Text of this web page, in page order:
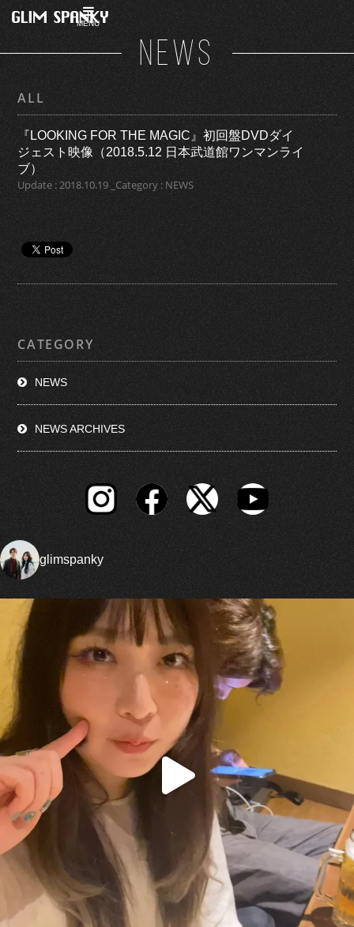
MENU
NEWS
ALL
『LOOKING FOR THE MAGIC』初回盤DVDダイ
ジェスト映像（2018.5.12 日本武道館ワンマンライ
ブ）
Update : 2018.10.19 _Category : NEWS
CATEGORY
NEWS
NEWS ARCHIVES
glimspanky